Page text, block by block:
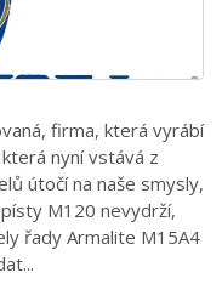
firma, která vyrábí
nyní vstává z
útočí na naše smysly,
M120 nevydrží,
řady Armalite M15A4